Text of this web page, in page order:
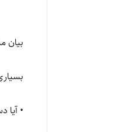
بیان
• آیا